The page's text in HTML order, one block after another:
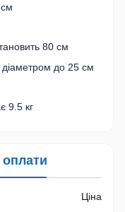
80 см
діаметром до 25 см
9.5 кг
оплати
Ціна